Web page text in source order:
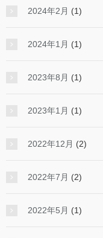
2024年2月 (1)
2024年1月 (1)
2023年8月 (1)
2023年1月 (1)
2022年12月 (2)
2022年7月 (2)
2022年5月 (1)